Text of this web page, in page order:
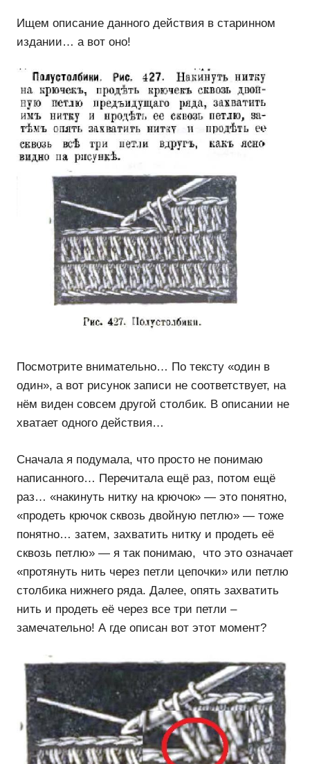
Ищем описание данного действия в старинном
издании… а вот оно!
Посмотрите внимательно… По тексту «один в
один», а вот рисунок записи не соответствует, на
нём виден совсем другой столбик. В описании не
хватает одного действия…
Сначала я подумала, что просто не понимаю
написанного… Перечитала ещё раз, потом ещё
раз… «накинуть нитку на крючок» — это понятно,
«продеть крючок сквозь двойную петлю» — тоже
понятно… затем, захватить нитку и продеть её
сквозь петлю» — я так понимаю, что это означает
«протянуть нить через петли цепочки» или петлю
столбика нижнего ряда. Далее, опять захватить
нить и продеть её через все три петли –
замечательно! А где описан вот этот момент?